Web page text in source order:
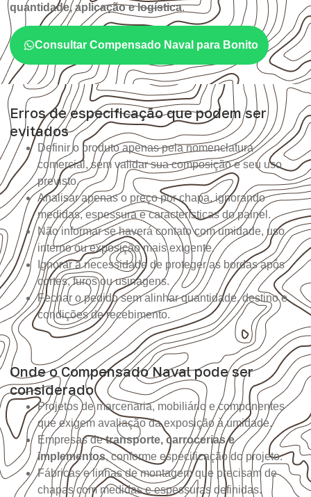
quantidade, aplicação e logística.
Consultar Compensado Naval para Bonito
Erros de especificação que podem ser
evitados
Definir o produto apenas pela nomenclatura
comercial, sem validar sua composição e seu uso
previsto.
Analisar apenas o preço por chapa, ignorando
medidas, espessura e características do painel.
Não informar se haverá contato com umidade, uso
interno ou exposição mais exigente.
Ignorar a necessidade de proteger as bordas após
cortes, furos ou usinagens.
Fechar o pedido sem alinhar quantidade, destino e
condições de recebimento.
Onde o Compensado Naval pode ser
considerado
Projetos de marcenaria, mobiliário e componentes
que exigem avaliação da exposição à umidade.
Empresas detransporte, carrocerias e
implementos, conforme especificação do projeto.
Fábricas e linhas de montagem que precisam de
chapas com medidas e espessuras definidas.